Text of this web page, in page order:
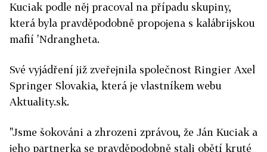
Kuciak podle něj pracoval na případu skupiny,
která byla pravděpodobně propojena s kalábrijskou
mafií 'Ndrangheta.
Své vyjádření již zveřejnila společnost Ringier Axel
Springer Slovakia, která je vlastníkem webu
Aktuality.sk.
"Jsme šokováni a zhrozeni zprávou, že Ján Kuciak a
jeho partnerka se pravděpodobně stali obětí kruté